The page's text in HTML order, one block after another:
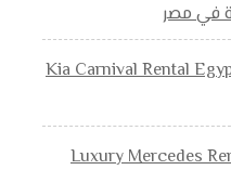
في مصر
Kia Carnival Rental
Luxury Mercedes